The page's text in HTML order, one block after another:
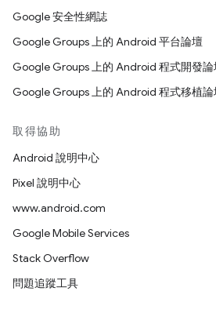
Google 安全性網誌
Google Groups 上的 Android 平台論壇
Google Groups 上的 Android 程式開發論
Google Groups 上的 Android 程式移植論
取得協助
Android 說明中心
Pixel 說明中心
www.android.com
Google Mobile Services
Stack Overflow
問題追蹤工具